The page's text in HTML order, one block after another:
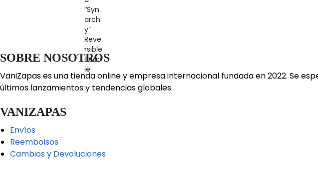
SOBRE NOSOTROS
VaniZapas es una tienda online y empresa internacional fundada en 2022. Se
últimos lanzamientos y tendencias globales.
VANIZAPAS
Envíos
Reembolsos
Cambios y Devoluciones